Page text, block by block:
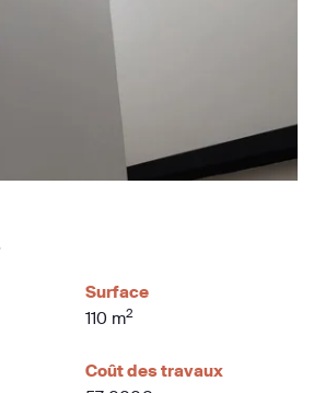
Surface
110 m2
Coût des travaux